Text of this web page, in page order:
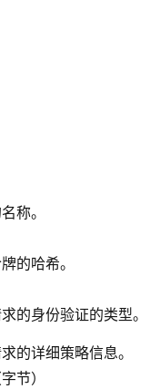
称。
的哈希。
的身份验证的类型。
的详细策略信息。
节）